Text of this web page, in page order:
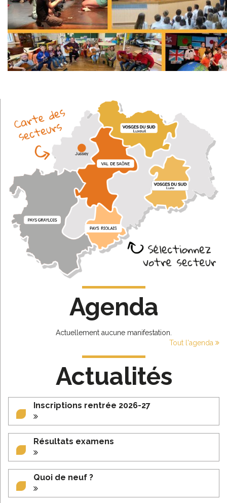
Agenda
Actuellement aucune manifestation.
Tout l'agenda
Actualités
Inscriptions rentrée 2026-27
Résultats examens
Quoi de neuf ?